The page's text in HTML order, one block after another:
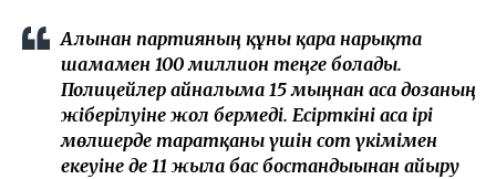
Алынған партияның құны қара нарықта
шамамен 100 миллион теңге болады.
Полицейлер айналымға 15 мыңнан аса дозаның
жіберілуіне жол бермеді. Есірткіні аса ірі
мөлшерде таратқаны үшін сот үкімімен
екеуіне де 11 жылға бас бостандығынан айыру